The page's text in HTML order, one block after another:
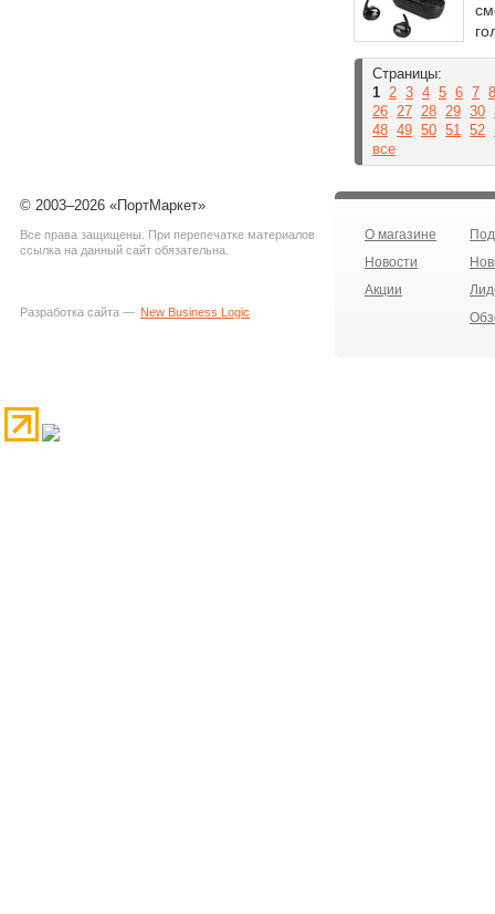
Страницы:
1 2 3 4 5 6 7 8
26 27 28 29 30
48 49 50 51 52
все
© 2003–2026 «ПортМаркет»
Все права защищены. При перепечатке материалов
ссылка на данный сайт обязательна.
Разработка сайта — New Business Logic
О магазине
Новости
Акции